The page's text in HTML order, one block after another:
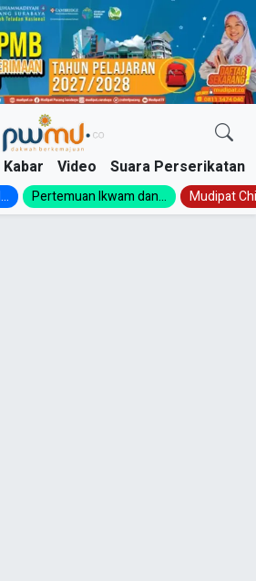
Kabar Video Suara Perserikatan
Pertemuan Ikwam dan... Mudipat